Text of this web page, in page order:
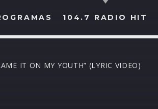
104.7 RADIO HIT
IT ON MY YOUTH” (LYRIC VIDEO)